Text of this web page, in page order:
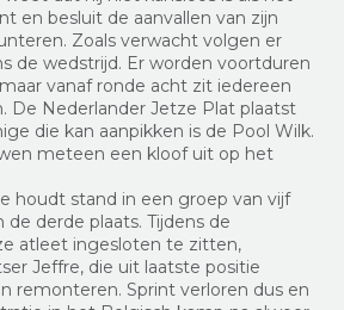
en besluit de aanvallen van zijn
Zoals verwacht volgen er
de wedstrijd. Er worden voortduren
vanaf ronde acht zit iedereen
De Nederlander Jetze Plat plaatst
die kan aanpikken is de Pool Wilk.
meteen een kloof uit op het
houdt stand in een groep van vijf
derde plaats. Tijdens de
atleet ingesloten te zitten,
Jeffre, die uit laatste positie
remonteren. Sprint verloren dus en